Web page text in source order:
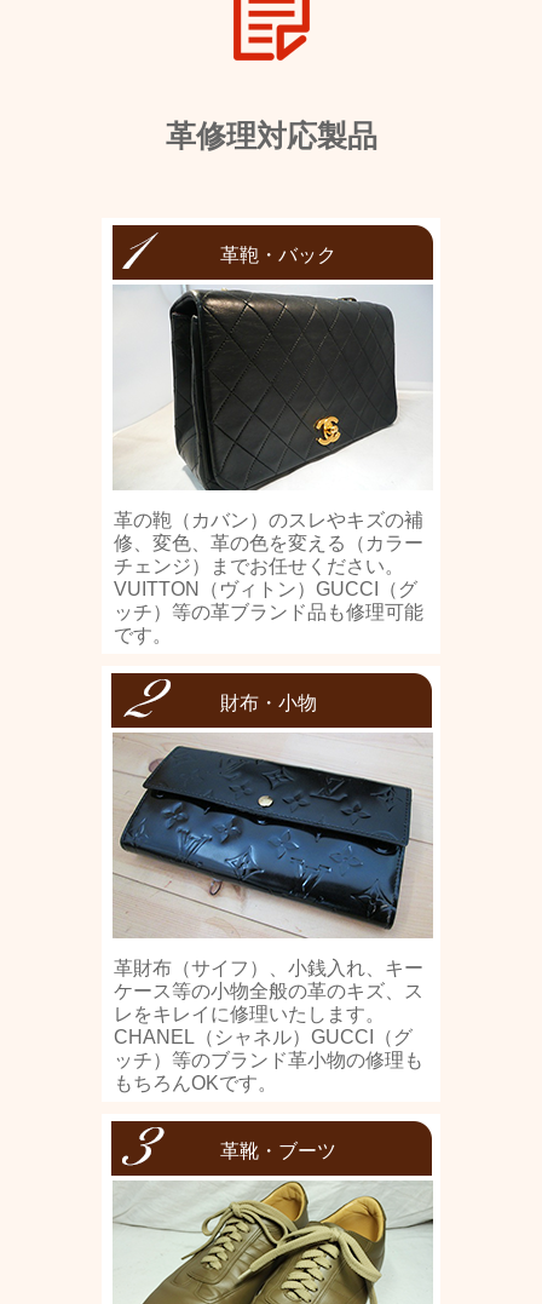
革修理対応製品
革鞄・バック
革の鞄（カバン）のスレやキズの補
修、変色、革の色を変える（カラー
チェンジ）までお任せください。
VUITTON（ヴィトン）GUCCI（グ
ッチ）等の革ブランド品も修理可能
です。
財布・小物
革財布（サイフ）、小銭入れ、キー
ケース等の小物全般の革のキズ、ス
レをキレイに修理いたします。
CHANEL（シャネル）GUCCI（グ
ッチ）等のブランド革小物の修理も
もちろんOKです。
革靴・ブーツ